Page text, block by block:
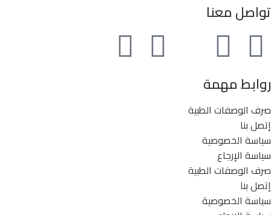
تواصل معنا
روابط مهمة
صرف الوصفات الطبية
إتصل بنا
سياسة الخصوصية
سياسة الإرجاع
صرف الوصفات الطبية
إتصل بنا
سياسة الخصوصية